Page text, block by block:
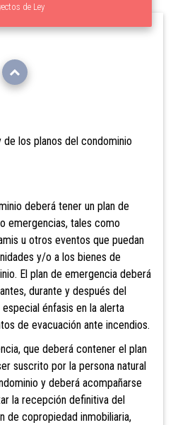
de Ley
los planos del condominio
deberá tener un plan de
emergencias, tales como
u otros eventos que puedan
y/o a los bienes de
El plan de emergencia deberá
durante y después del
énfasis en la alerta
de evacuación ante incendios.
que deberá contener el plan
suscrito por la persona natural
y deberá acompañarse
la recepción definitiva del
de copropiedad inmobiliaria,